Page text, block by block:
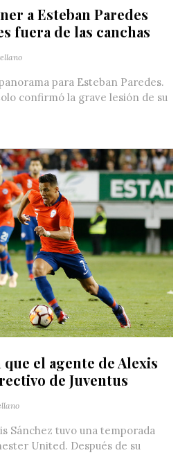
a Esteban Paredes
fuera de las canchas
para Esteban Paredes.
confirmó la grave lesión de su
el agente de Alexis
de Juventus
Sánchez tuvo una temporada
United. Después de su